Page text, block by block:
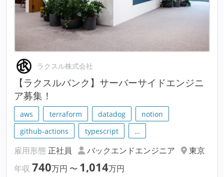
ラクスル株式会社
【ラクスルバンク】サーバーサイドエンジニ
ア募集！
aws terraform datadog
notion
github-actions
typescript …
雇用形態 正社員 バックエンドエンジニア
東京
年収 740万円 〜 1,014万円